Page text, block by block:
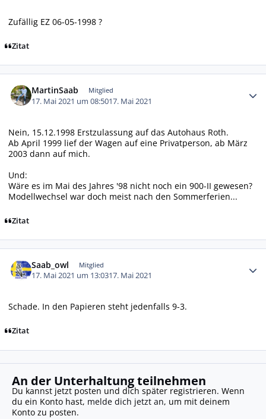
Zufällig EZ 06-05-1998 ?
Zitat
MartinSaab Mitglied
17. Mai 2021 um 08:5017. Mai 2021
Nein, 15.12.1998 Erstzulassung auf das Autohaus Roth.
Ab April 1999 lief der Wagen auf eine Privatperson, ab März
2003 dann auf mich.
Und:
Wäre es im Mai des Jahres '98 nicht noch ein 900-II gewesen?
Modellwechsel war doch meist nach den Sommerferien...
Zitat
Saab_owl Mitglied
17. Mai 2021 um 13:0317. Mai 2021
Schade. In den Papieren steht jedenfalls 9-3.
Zitat
An der Unterhaltung teilnehmen
Du kannst jetzt posten und dich später registrieren. Wenn
du ein Konto hast, melde dich jetzt an, um mit deinem
Konto zu posten.